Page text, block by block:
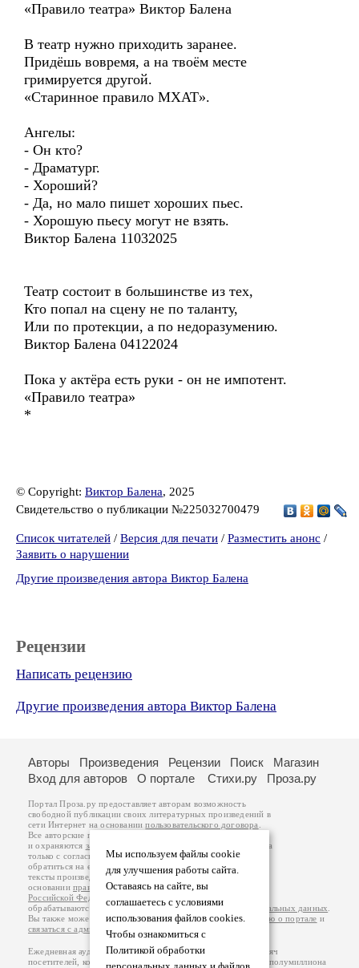
«Правило театра» Виктор Балена
В театр нужно приходить заранее.
Придёшь вовремя, а на твоём месте
гримируется другой.
«Старинное правило МХАТ».
Ангелы:
- Он кто?
- Драматург.
- Хороший?
- Да, но мало пишет хороших пьес.
- Хорошую пьесу могут не взять.
Виктор Балена 11032025
Театр состоит в большинстве из тех,
Кто попал на сцену не по таланту,
Или по протекции, а по недоразумению.
Виктор Балена 04122024
Пока у актёра есть руки - он не импотент.
«Правило театра»
*
© Copyright: Виктор Балена, 2025
Свидетельство о публикации №225032700479
Список читателей / Версия для печати / Разместить анонс /
Заявить о нарушении
Другие произведения автора Виктор Балена
Рецензии
Написать рецензию
Другие произведения автора Виктор Балена
Мы используем файлы cookie
для улучшения работы сайта.
Оставаясь на сайте, вы
соглашаетесь с условиями
использования файлов cookies.
Чтобы ознакомиться с
Политикой обработки
Авторы Произведения Рецензии Поиск
Магазин
Вход для авторов
О портале Стихи.ру Проза.ру
Портал Проза.ру предоставляет авторам возможность
свободной публикации своих литературных произведений в
сети Интернет на основаниипользовательского договора
Все авторские права на произведения принадлежат авторам
и охраняются законом
. Перепечатка произведений возможна
только с согласия его автора, к которому вы можете
обратиться на его авторской странице. Ответственность за
тексты произведений авторы несут самостоятельно на
основанииправил публикацииизаконодательства
Российской Федерации
обрабатываются на основанииПолитики обработки персональных данных
Вы также можете посмотреть более подробнуюинформацию о портале и
связаться с администрацией
Ежедневная аудитория портала Проза.ру – порядка 100 тысяч
посетителей, которые в общей сумме просматривают более полумиллиона